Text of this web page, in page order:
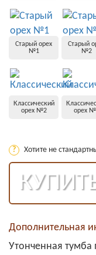
? Хотите не
Старый орех
№1
Старый
№2
Классический
орех №2
орех
Дополнительная
Утонченная тумба